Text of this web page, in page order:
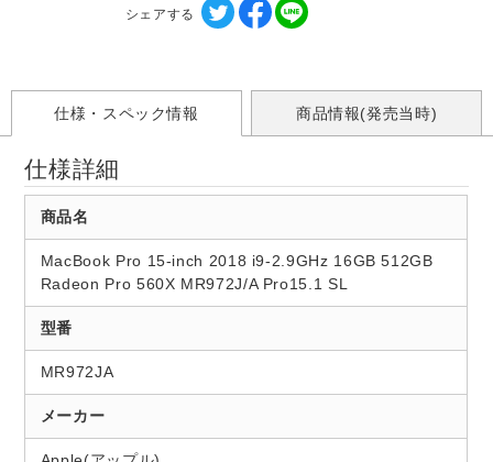
シェアする
仕様・スペック情報 商品情報(発売当時)
仕様詳細
商品名
MacBook Pro 15-inch 2018 i9-2.9GHz 16GB 512GB
Radeon Pro 560X MR972J/A Pro15.1 SL
型番
MR972JA
メーカー